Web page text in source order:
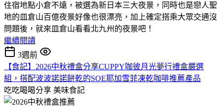
住宿地點小倉不遠，被選為新日本三大夜景，同時也是戀人聖
地的皿倉山百億夜景好像也很漂亮，加上確定搭乘大眾交通沒
問題後，就來皿倉山看看北九州的夜景吧！
繼續閱讀
3週前
【食記】2026中秋禮盒分享CUPPY咖彼月光夢行禮盒嚴選
組，搭配波波諾諾餅乾的SOE耶加雪菲凍乾咖啡推薦產品
吃吃喝喝分享 美味食記